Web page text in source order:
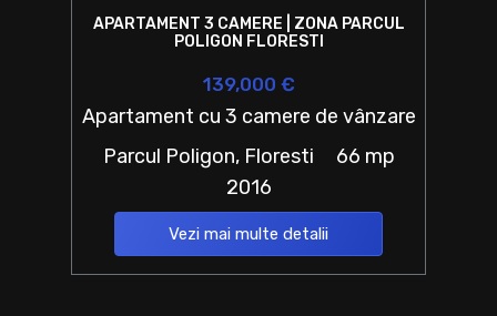
APARTAMENT 3 CAMERE | ZONA PARCUL
POLIGON FLORESTI
139,000 €
Apartament cu 3 camere de vânzare
Parcul Poligon, Floresti
66 mp
2016
Vezi mai multe detalii